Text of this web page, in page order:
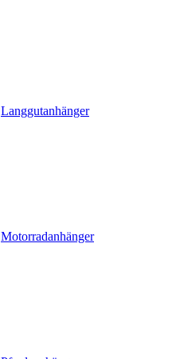
Langgutanhänger
Motorradanhänger